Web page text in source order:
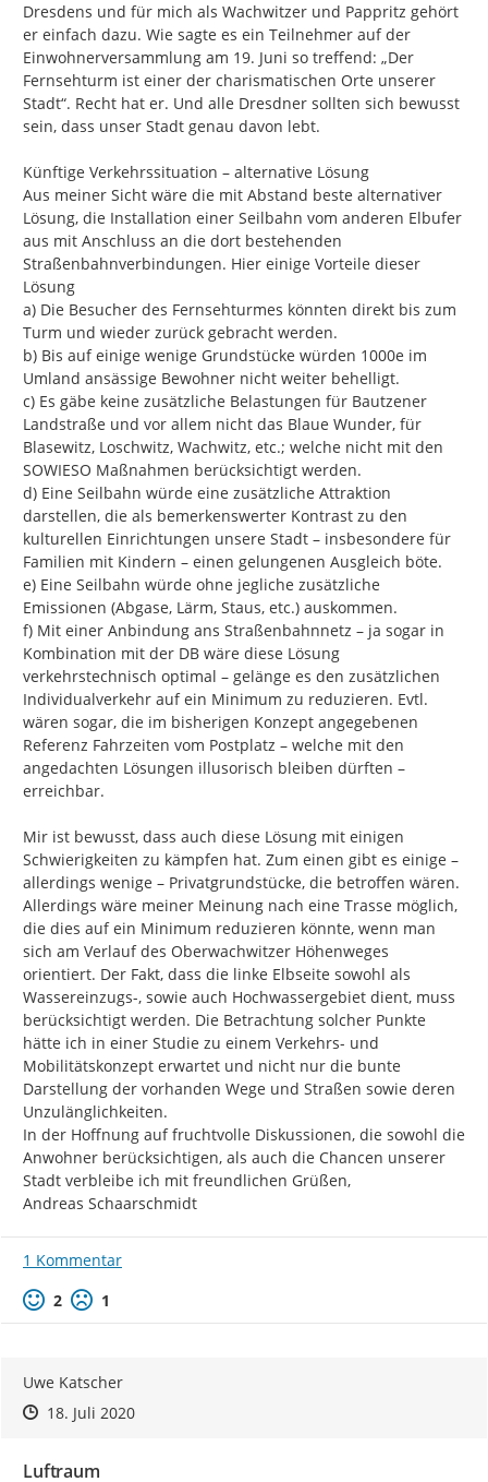
Dresdens und für mich als Wachwitzer und Pappritz gehört
er einfach dazu. Wie sagte es ein Teilnehmer auf der
Einwohnerversammlung am 19. Juni so treffend: „Der
Fernsehturm ist einer der charismatischen Orte unserer
Stadt“. Recht hat er. Und alle Dresdner sollten sich bewusst
sein, dass unser Stadt genau davon lebt.
Künftige Verkehrssituation – alternative Lösung
Aus meiner Sicht wäre die mit Abstand beste alternativer
Lösung, die Installation einer Seilbahn vom anderen Elbufer
aus mit Anschluss an die dort bestehenden
Straßenbahnverbindungen. Hier einige Vorteile dieser
Lösung
a) Die Besucher des Fernsehturmes könnten direkt bis zum
Turm und wieder zurück gebracht werden.
b) Bis auf einige wenige Grundstücke würden 1000e im
Umland ansässige Bewohner nicht weiter behelligt.
c) Es gäbe keine zusätzliche Belastungen für Bautzener
Landstraße und vor allem nicht das Blaue Wunder, für
Blasewitz, Loschwitz, Wachwitz, etc.; welche nicht mit den
SOWIESO Maßnahmen berücksichtigt werden.
d) Eine Seilbahn würde eine zusätzliche Attraktion
darstellen, die als bemerkenswerter Kontrast zu den
kulturellen Einrichtungen unsere Stadt – insbesondere für
Familien mit Kindern – einen gelungenen Ausgleich böte.
e) Eine Seilbahn würde ohne jegliche zusätzliche
Emissionen (Abgase, Lärm, Staus, etc.) auskommen.
f) Mit einer Anbindung ans Straßenbahnnetz – ja sogar in
Kombination mit der DB wäre diese Lösung
verkehrstechnisch optimal – gelänge es den zusätzlichen
Individualverkehr auf ein Minimum zu reduzieren. Evtl.
wären sogar, die im bisherigen Konzept angegebenen
Referenz Fahrzeiten vom Postplatz – welche mit den
angedachten Lösungen illusorisch bleiben dürften –
erreichbar.
Mir ist bewusst, dass auch diese Lösung mit einigen
Schwierigkeiten zu kämpfen hat. Zum einen gibt es einige –
allerdings wenige – Privatgrundstücke, die betroffen wären.
Allerdings wäre meiner Meinung nach eine Trasse möglich,
die dies auf ein Minimum reduzieren könnte, wenn man
sich am Verlauf des Oberwachwitzer Höhenweges
orientiert. Der Fakt, dass die linke Elbseite sowohl als
Wassereinzugs-, sowie auch Hochwassergebiet dient, muss
berücksichtigt werden. Die Betrachtung solcher Punkte
hätte ich in einer Studie zu einem Verkehrs- und
Mobilitätskonzept erwartet und nicht nur die bunte
Darstellung der vorhanden Wege und Straßen sowie deren
Unzulänglichkeiten.
In der Hoffnung auf fruchtvolle Diskussionen, die sowohl die
Anwohner berücksichtigen, als auch die Chancen unserer
Stadt verbleibe ich mit freundlichen Grüßen,
Andreas Schaarschmidt
1 Kommentar
Positive Bewertung
2 Negative Bewertung
1
Uwe Katscher
Zeitpunkt des Erstellens
Zeitpunkt des Erstellens
18. Juli 2020Zur Äußerung
Luftraum